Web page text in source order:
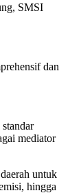
SMSI
dan
mediator
untuk
hingga